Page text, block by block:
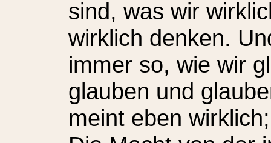
sind, was wir
wirklich denken.
immer so, wie wir
glauben und
meint eben